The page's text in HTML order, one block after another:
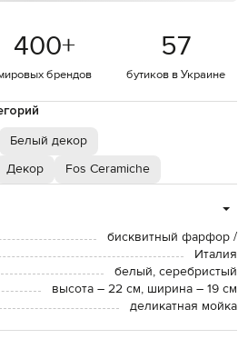
400+
брендов
57
бутиков в Украине
Белый декор
Декор Fos Ceramiche
бисквитный фарфор /
Италия
белый, серебристый
высота – 22 см, ширина – 19 см
деликатная мойка